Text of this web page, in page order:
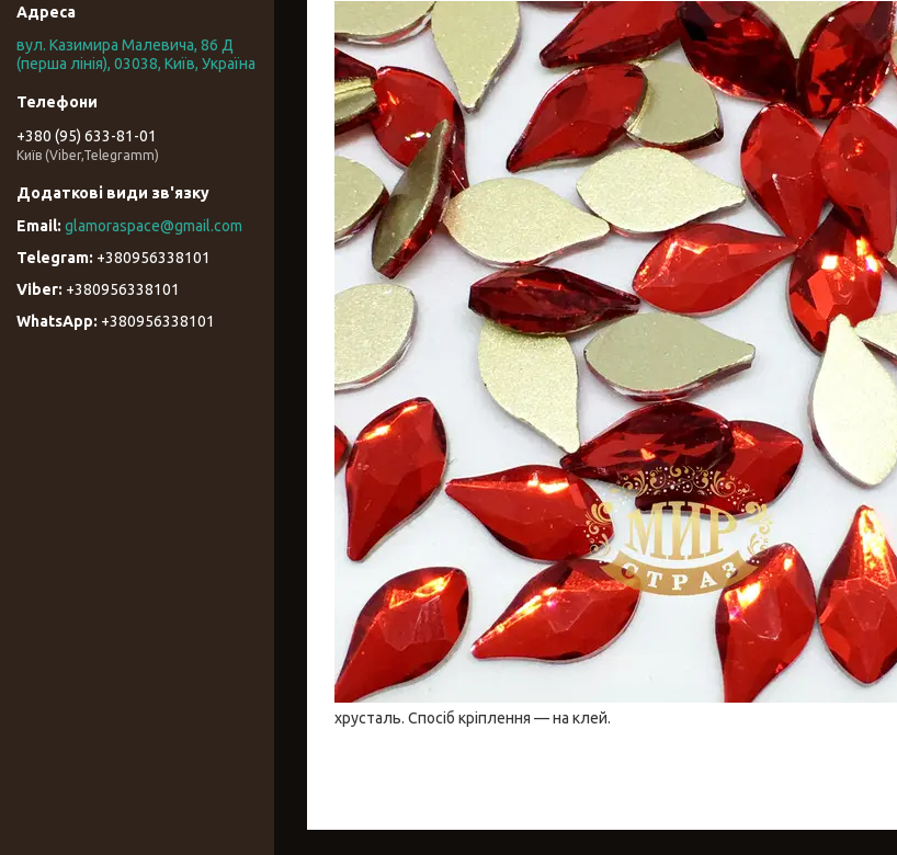
хрусталь. Спосіб кріплення — на клей.
вул. Казимира Малевича, 86 Д
(перша лінія), 03038, Київ, Україна
+380 (95) 633-81-01
Київ (Viber,Telegramm)
glamoraspace@gmail.com
+380956338101
+380956338101
+380956338101